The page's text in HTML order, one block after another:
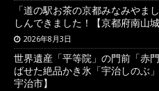
「道の駅お茶の京都みなみやま
しんできました！【京都府南山城
2026年8月3日
世界遺産「平等院」の門前「赤
ばせた絶品かき氷「宇治しのぶ
宇治市】